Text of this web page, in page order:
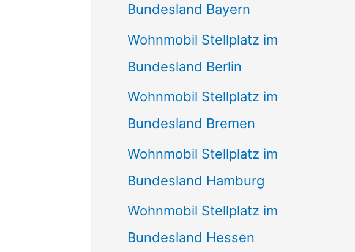
Bundesland Bayern
Wohnmobil Stellplatz im
Bundesland Berlin
Wohnmobil Stellplatz im
Bundesland Bremen
Wohnmobil Stellplatz im
Bundesland Hamburg
Wohnmobil Stellplatz im
Bundesland Hessen